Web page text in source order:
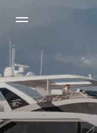
Yachts
Charter